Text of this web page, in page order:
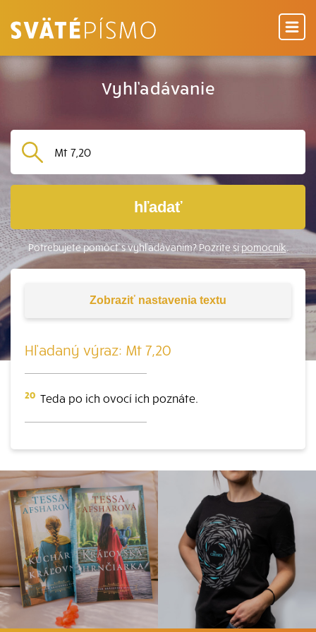
Vyhľadávanie
hľadať
Potrebujete pomôcť s vyhľadávaním? Pozrite sipomocník.
Zobraziť nastavenia textu
Hľadaný výraz: Mt 7,20
20 Teda po ich ovocí ich poznáte.